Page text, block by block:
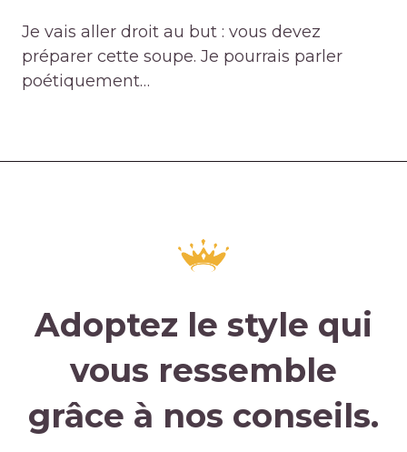
Je vais aller droit au but : vous devez
préparer cette soupe. Je pourrais parler
poétiquement…
Adoptez le style qui
vous ressemble
grâce à nos conseils.